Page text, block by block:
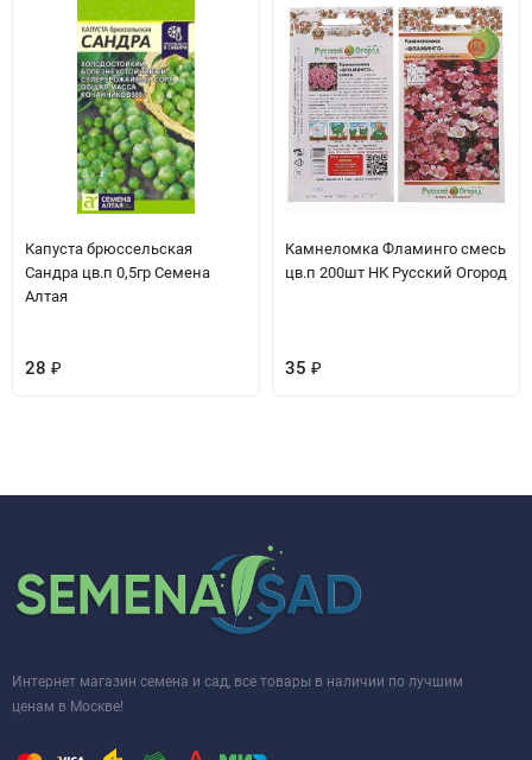
Капуста брюссельская
Сандра цв.п 0,5гр Семена
Алтая
28 ₽
Камнеломка Фламинго смесь
цв.п 200шт НК Русский Огород
35 ₽
Интернет магазин семена и сад, все товары в наличии по лучшим
ценам в Москве!